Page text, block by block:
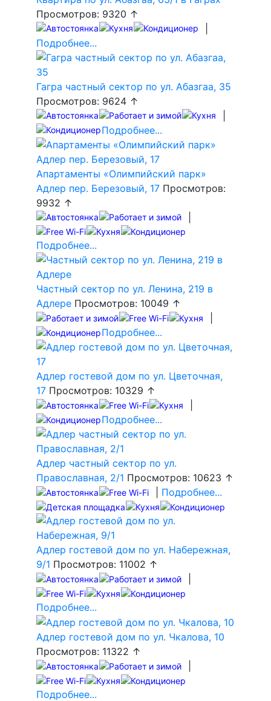
Просмотров: 9320 ↑
Подробнее...
Гагра частный сектор по ул. Абазгаа, 35
Просмотров: 9624 ↑
Подробнее...
Апартаменты «Олимпийский парк»
Адлер пер. Березовый, 17 Просмотров:
9932 ↑
Подробнее...
Частный сектор по ул. Ленина, 219 в
Адлере Просмотров: 10049 ↑
Подробнее...
Адлер гостевой дом по ул. Цветочная,
17 Просмотров: 10329 ↑
Подробнее...
Адлер частный сектор по ул.
Православная, 2/1 Просмотров: 10623 ↑
Подробнее...
Адлер гостевой дом по ул. Набережная,
9/1 Просмотров: 11002 ↑
Подробнее...
Адлер гостевой дом по ул. Чкалова, 10
Просмотров: 11322 ↑
Подробнее...